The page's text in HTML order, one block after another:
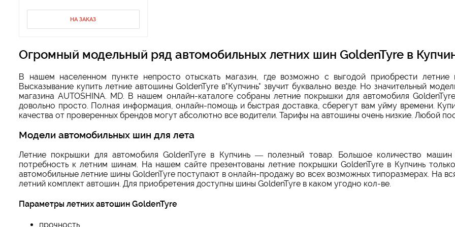
НА ЗАКАЗ
Огромный модельный ряд автомобильных летних шин GoldenTyre в
В нашем населенном пункте непросто отыскать магазин, где возможно с выгодой приобрести
Высказывание купить летние автошины GoldenTyre в"Купчинь" звучит буквально везде. Но значительный
магазина AUTOSHINA. MD. В нашем онлайн-каталоге собраны летние покрышки для автомобиля
довольно просто. Полная информация, онлайн-помощь и быстрая доставка, сберегут вам уйму времени.
качества от проверенных брендов могут абсолютно все водители. Тарифы на автошины очень низкие. Любой
Модели автомобильных шин для лета
Летние покрышки для автомобиля GoldenTyre в Купчинь — полезный товар. Большое количество
потребность к летним шинам. На нашем сайте презентованы летние покрышки GoldenTyre в Купчинь
автомобильные летние шины GoldenTyre поступают в онлайн-продажу во всех возможных типоразмерах. На
летний комплект автошин. Для приобретения доступны шины GoldenTyre в каком угодно кол-ве.
Параметры летних автошин GoldenTyre
прочность